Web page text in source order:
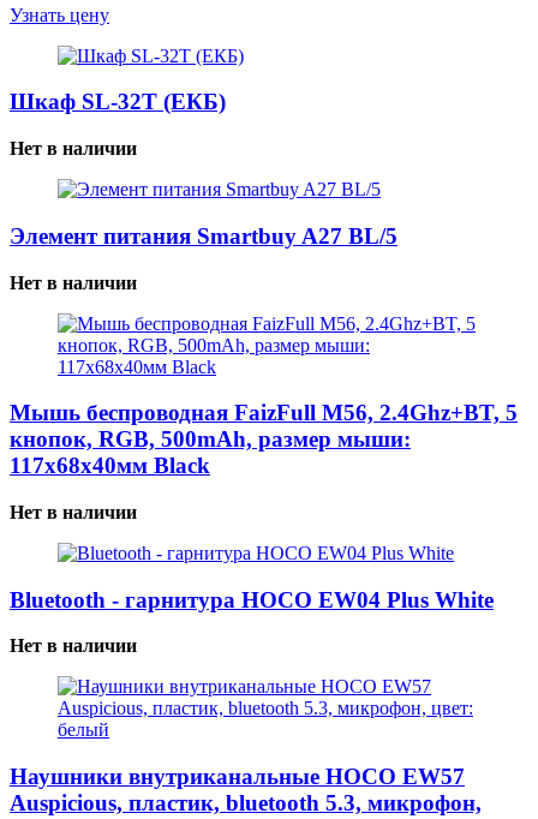
Узнать цену
Шкаф SL-32T (ЕКБ)
Нет в наличии
Элемент питания Smartbuy A27 ВL/5
Нет в наличии
Мышь беспроводная FaizFull M56, 2.4Ghz+BT, 5
кнопок, RGB, 500mAh, размер мыши:
117x68x40мм Black
Нет в наличии
Bluetooth - гарнитура HOCO EW04 Plus White
Нет в наличии
Наушники внутриканальные HOCO EW57
Auspicious, пластик, bluetooth 5.3, микрофон,